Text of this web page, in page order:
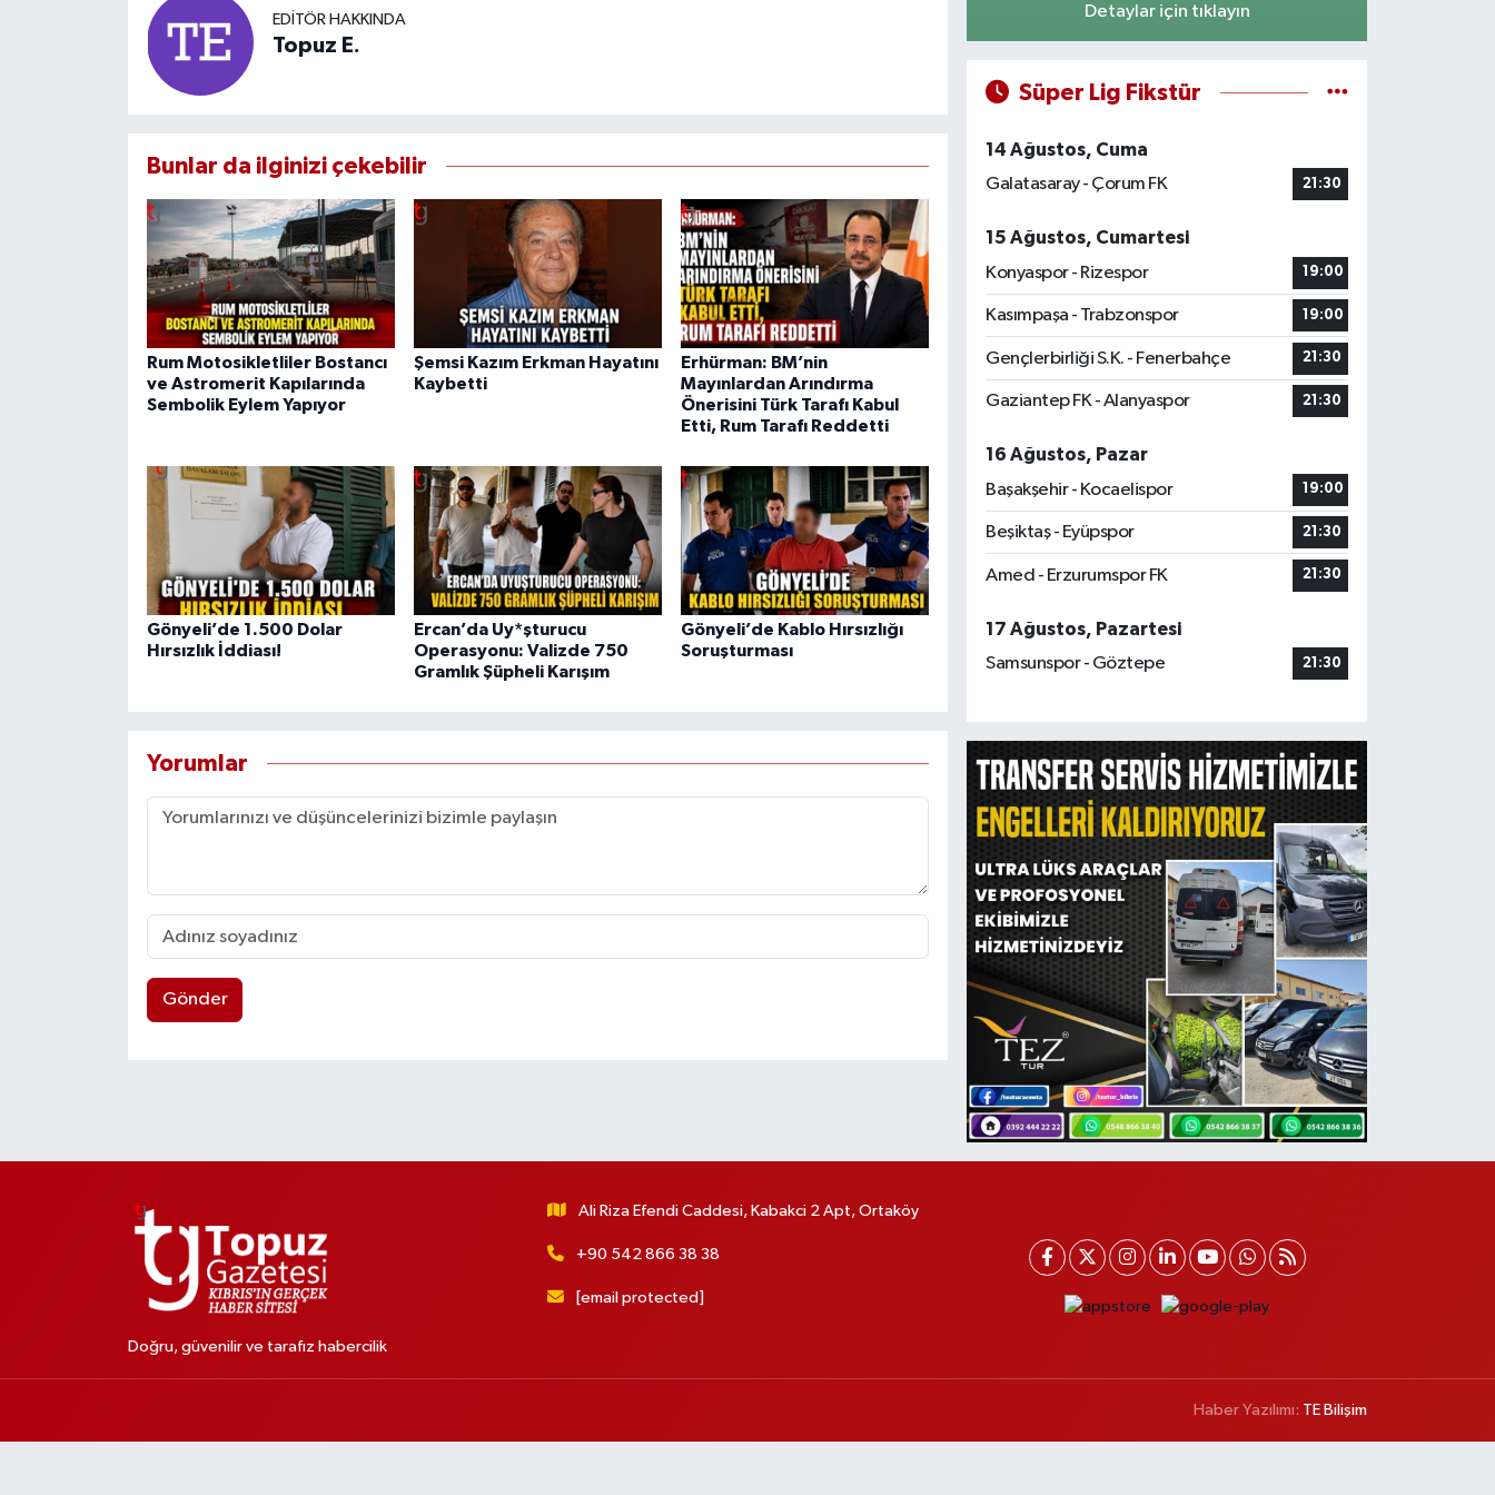
EDITÖR HAKKINDA
Topuz E.
Bunlar da ilginizi çekebilir
Rum Motosikletliler Bostancı
ve Astromerit Kapılarında
Sembolik Eylem Yapıyor
Şemsi Kazım Erkman Hayatını
Kaybetti
Erhürman: BM’nin
Mayınlardan Arındırma
Önerisini Türk Tarafı Kabul
Etti, Rum Tarafı Reddetti
Gönyeli’de 1.500 Dolar
Hırsızlık İddiası!
Ercan’da Uy*şturucu
Operasyonu: Valizde 750
Gramlık Şüpheli Karışım
Gönyeli’de Kablo Hırsızlığı
Soruşturması
Yorumlar
Gönder
Detaylar için tıklayın
Süper Lig Fikstür
14 Ağustos, Cuma
Galatasaray - Çorum FK
21:30
15 Ağustos, Cumartesi
Konyaspor - Rizespor
19:00
Kasımpaşa - Trabzonspor 19:00
Gençlerbirliği S.K. - Fenerbahçe 21:30
Gaziantep FK - Alanyaspor 21:30
16 Ağustos, Pazar
Başakşehir - Kocaelispor
19:00
Beşiktaş - Eyüpspor 21:30
Amed - Erzurumspor FK 21:30
17 Ağustos, Pazartesi
Samsunspor - Göztepe
21:30
Doğru, güvenilir ve tarafız habercilik
Ali Riza Efendi Caddesi, Kabakci 2 Apt, Ortaköy
+90 542 866 38 38
[email protected]
Haber Yazılımı: TE Bilişim